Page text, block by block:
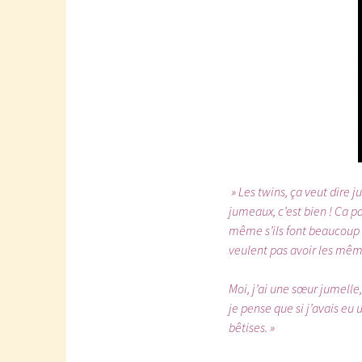
» Les twins, ça veut dire
jumeaux, c’est bien ! Ca
même s’ils font
veulent pas avoir les
Moi, j’ai une sœur
je pense que si j’avais
bêtises. »